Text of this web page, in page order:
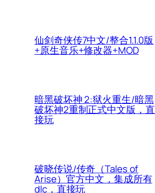
仙剑奇侠传7中文/整合1.1.0版
+原生音乐+修改器+MOD
暗黑破坏神 2:狱火重生/暗黑
破坏神2重制正式中文版，直
接玩
破晓传说/传奇（Tales of
Arise）官方中文，集成所有
dlc，直接玩